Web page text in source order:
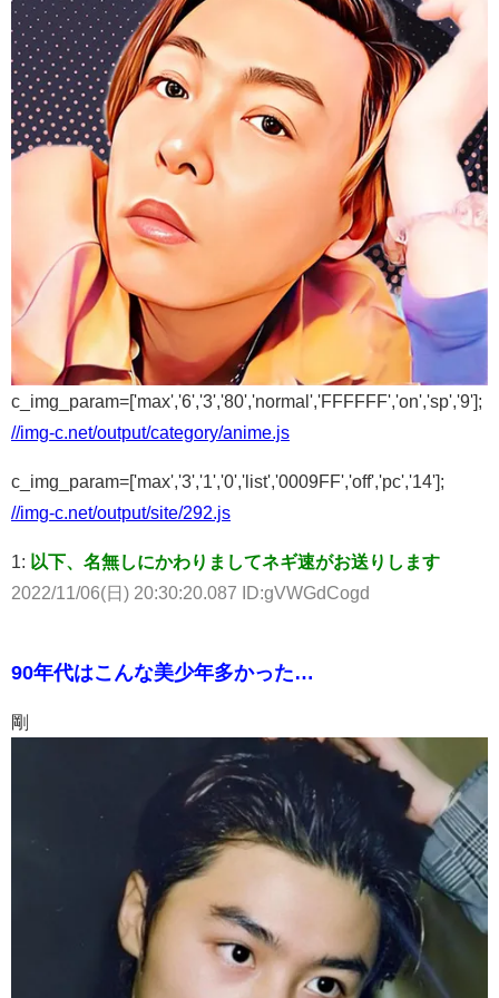
c_img_param=['max','6','3','80','normal','FFFFFF','on','sp','9'];
//img-c.net/output/category/anime.js
c_img_param=['max','3','1','0','list','0009FF','off','pc','14'];
//img-c.net/output/site/292.js
1: 以下、名無しにかわりましてネギ速がお送りします
2022/11/06(日) 20:30:20.087 ID:gVWGdCogd
90年代はこんな美少年多かった…
剛